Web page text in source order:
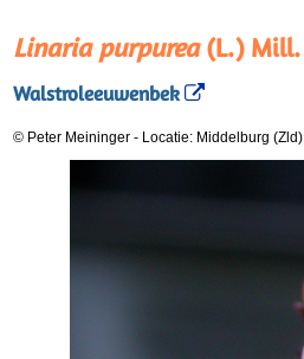
Linaria purpurea(L.) Mill.
Walstroleeuwenbek
© Peter Meininger - Locatie: Middelburg (Zld)